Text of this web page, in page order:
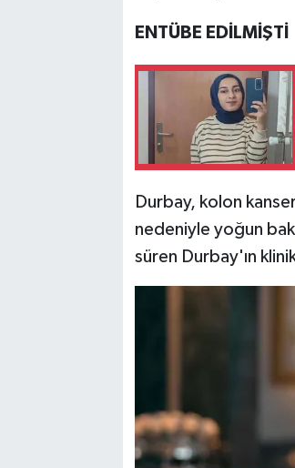
ENTÜBE EDİLMİŞTİ
Durbay, kolon
nedeniyle yoğun
süren Durbay'ın